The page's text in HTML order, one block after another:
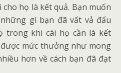
họ là kết quả. Bạn muốn
gì bạn đã vất vả đấu
trong khi cái họ cần là kết
mức thưởng như mong
hơn về cách bạn đã đạt